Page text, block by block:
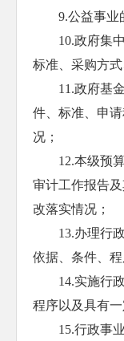
9.公益事业
10.政府集
标准、采购方式
11.政府基
件、标准、申
况；
12.本级预
审计工作报告
改落实情况；
13.办理行
依据、条件、程
14.实施行
程序以及具有
15.行政事